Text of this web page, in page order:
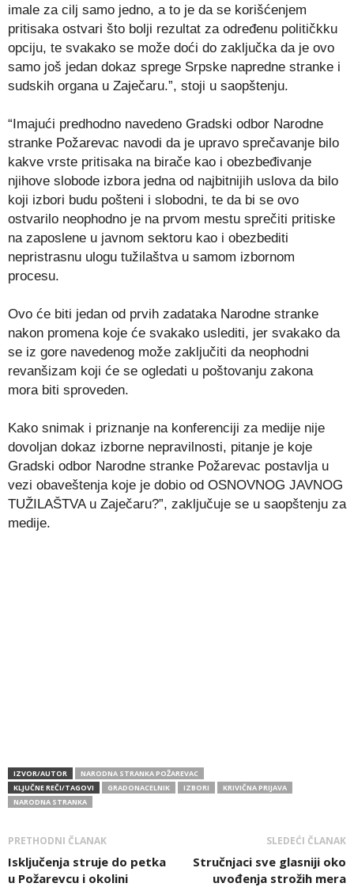
imale za cilj samo jedno, a to je da se korišćenjem
pritisaka ostvari što bolji rezultat za određenu političkku
opciju, te svakako se može doći do zaključka da je ovo
samo još jedan dokaz sprege Srpske napredne stranke i
sudskih organa u Zaječaru.”, stoji u saopštenju.
“Imajući predhodno navedeno Gradski odbor Narodne
stranke Požarevac navodi da je upravo sprečavanje bilo
kakve vrste pritisaka na birače kao i obezbeđivanje
njihove slobode izbora jedna od najbitnijih uslova da bilo
koji izbori budu pošteni i slobodni, te da bi se ovo
ostvarilo neophodno je na prvom mestu sprečiti pritiske
na zaposlene u javnom sektoru kao i obezbediti
nepristrasnu ulogu tužilaštva u samom izbornom
procesu.
Ovo će biti jedan od prvih zadataka Narodne stranke
nakon promena koje će svakako uslediti, jer svakako da
se iz gore navedenog može zaključiti da neophodni
revanšizam koji će se ogledati u poštovanju zakona
mora biti sproveden.
Kako snimak i priznanje na konferenciji za medije nije
dovoljan dokaz izborne nepravilnosti, pitanje je koje
Gradski odbor Narodne stranke Požarevac postavlja u
vezi obaveštenja koje je dobio od OSNOVNOG JAVNOG
TUŽILAŠTVA u Zaječaru?”, zaključuje se u saopštenju za
medije.
IZVOR/AUTOR
NARODNA STRANKA POŽAREVAC
KLJUČNE REČI/TAGOVI
GRADONACELNIK IZBORI
KRIVIČNA PRIJAVA
NARODNA STRANKA
PRETHODNI ČLANAK
Isključenja struje do petka
u Požarevcu i okolini
SLEDEĆI ČLANAK
Stručnjaci sve glasniji oko
uvođenja strožih mera